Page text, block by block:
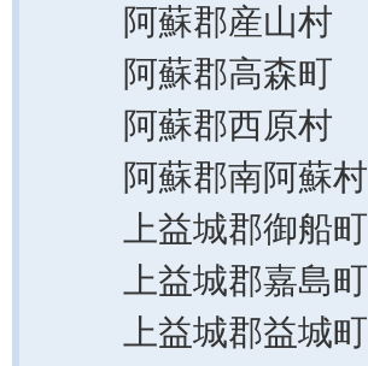
阿蘇郡産山村
阿蘇郡高森町
阿蘇郡西原村
阿蘇郡南阿蘇村
上益城郡御船町
上益城郡嘉島町
上益城郡益城町